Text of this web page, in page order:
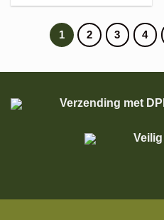
was:
is:
1 2 3 4
Verzending met